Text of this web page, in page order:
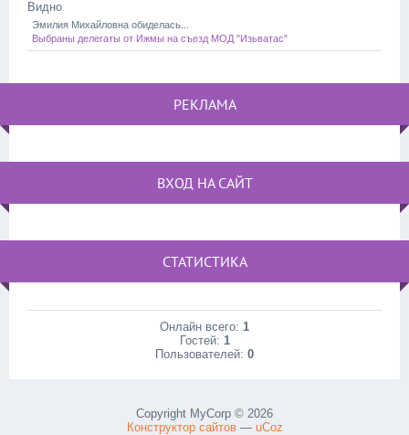
Видно
Эмилия Михайловна обиделась...
Выбраны делегаты от Ижмы на съезд МОД "Изьватас"
РЕКЛАМА
ВХОД НА САЙТ
СТАТИСТИКА
Онлайн всего: 1
Гостей: 1
Пользователей: 0
Copyright MyCorp © 2026
Конструктор сайтов— uCoz